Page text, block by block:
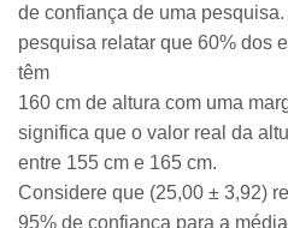
de confiança de uma
pesquisa relatar que 60% dos
têm
160 cm de altura com uma
significa que o valor real da
entre 155 cm e 165 cm.
Considere que (25,00 ± 3,92)
95% de confiança para a